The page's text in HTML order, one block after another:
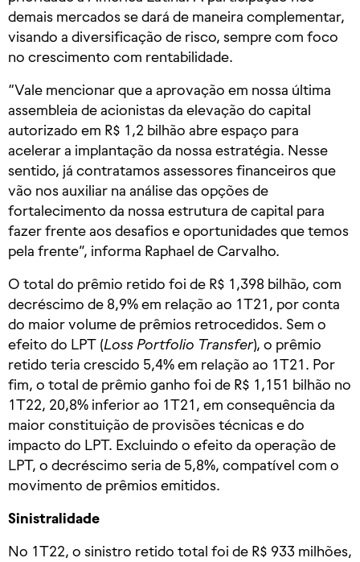
demais mercados se dará de maneira complementar,
visando a diversificação de risco, sempre com foco
no crescimento com rentabilidade.
“Vale mencionar que a aprovação em nossa última
assembleia de acionistas da elevação do capital
autorizado em R$ 1,2 bilhão abre espaço para
acelerar a implantação da nossa estratégia. Nesse
sentido, já contratamos assessores financeiros que
vão nos auxiliar na análise das opções de
fortalecimento da nossa estrutura de capital para
fazer frente aos desafios e oportunidades que temos
pela frente”, informa Raphael de Carvalho.
O total do prêmio retido foi de R$ 1,398 bilhão, com
decréscimo de 8,9% em relação ao 1T21, por conta
do maior volume de prêmios retrocedidos. Sem o
efeito do LPT (Loss Portfolio Transfer), o prêmio
retido teria crescido 5,4% em relação ao 1T21. Por
fim, o total de prêmio ganho foi de R$ 1,151 bilhão no
1T22, 20,8% inferior ao 1T21, em consequência da
maior constituição de provisões técnicas e do
impacto do LPT. Excluindo o efeito da operação de
LPT, o decréscimo seria de 5,8%, compatível com o
movimento de prêmios emitidos.
Sinistralidade
No 1T22, o sinistro retido total foi de R$ 933 milhões,